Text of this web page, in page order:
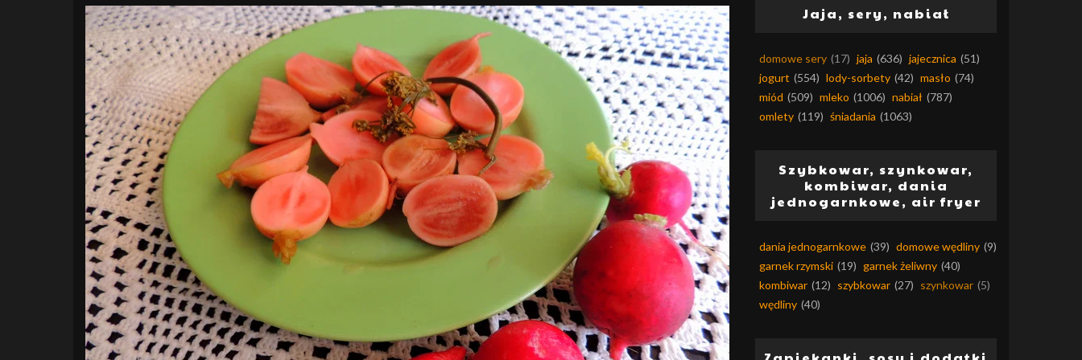
Jaja, sery, nabiał
domowe sery (17) jaja (636) jajecznica (51)
jogurt (554) lody-sorbety (42) masło (74)
miód (509) mleko (1006) nabiał (787)
omlety (119) śniadania (1063)
Szybkowar, szynkowar,
kombiwar, dania
jednogarnkowe, air fryer
dania jednogarnkowe (39) domowe wędliny (9)
garnek rzymski (19) garnek żeliwny (40)
kombiwar (12) szybkowar (27) szynkowar (5)
wędliny (40)